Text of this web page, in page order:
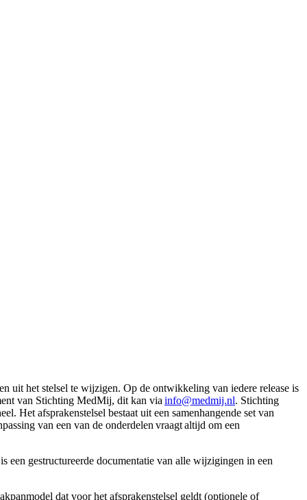
het stelsel te wijzigen. Op de ontwikkeling van iedere release is
van Stichting MedMij, dit kan via info@medmij.nl. Stichting
Het afsprakenstelsel bestaat uit een samenhangende set van
van een van de onderdelen vraagt altijd om een
gestructureerde documentatie van alle wijzigingen in een
dat voor het afsprakenstelsel geldt (optionele of